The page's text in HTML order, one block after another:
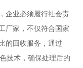
企业必须履行社会责
厂家，不仅符合国家
的回收服务，通过
技术，确保处理后的